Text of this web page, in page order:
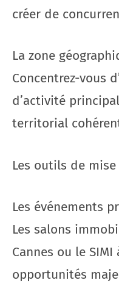
créer de
La zone
Concentrez-vous
d’activité
territorial
Les outils de
Les événements
Les salons
Cannes ou le
opportunités